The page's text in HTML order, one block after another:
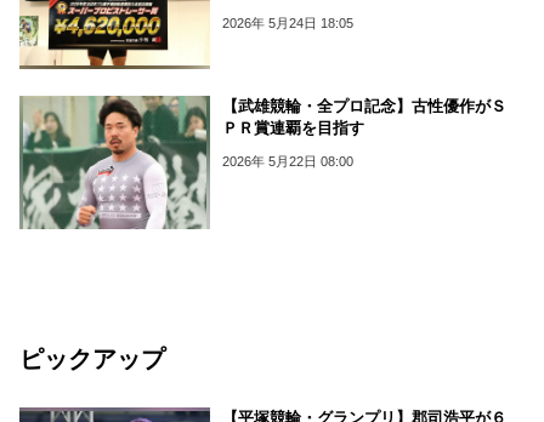
2026年 5月24日 18:05
【武雄競輪・全プロ記念】古性優作がＳ
ＰＲ賞連覇を目指す
2026年 5月22日 08:00
ピックアップ
【平塚競輪・グランプリ】郡司浩平が６